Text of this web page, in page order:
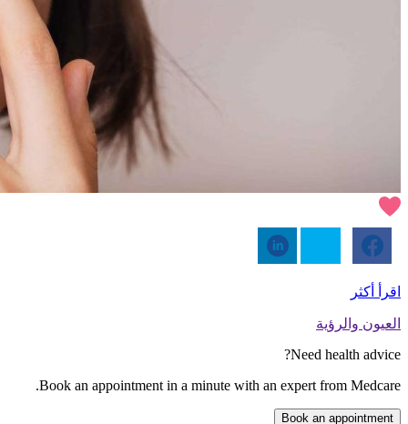
اقرأ أكثر
العيون والرؤية
Need health advice?
Book an appointment in a minute with an expert from Medcare.